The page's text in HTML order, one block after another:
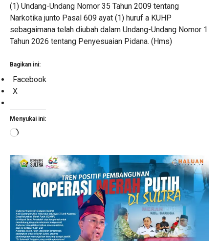
(1) Undang-Undang Nomor 35 Tahun 2009 tentang
Narkotika junto Pasal 609 ayat (1) huruf a KUHP
sebagaimana telah diubah dalam Undang-Undang Nomor 1
Tahun 2026 tentang Penyesuaian Pidana. (Hms)
Bagikan ini:
Facebook
X
Menyukai ini:
Memuat...